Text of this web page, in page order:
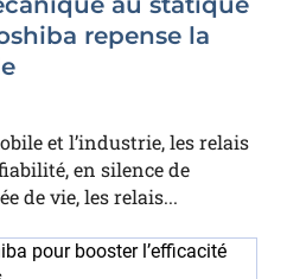
repense la
et l’industrie, les relais
en silence de
de vie, les relais...